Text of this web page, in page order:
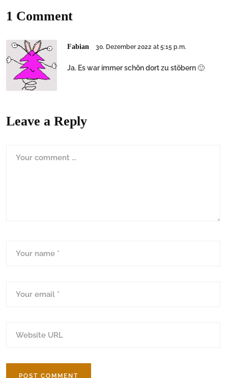
1 Comment
Fabian 30. Dezember 2022 at 5:15 p.m.
Ja. Es war immer schön dort zu stöbern 🙂
Leave a Reply